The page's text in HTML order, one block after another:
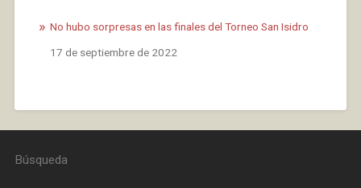
No hubo sorpresas en las finales del Torneo San Isidro
Fecha
17 de septiembre de 2022
Búsqueda